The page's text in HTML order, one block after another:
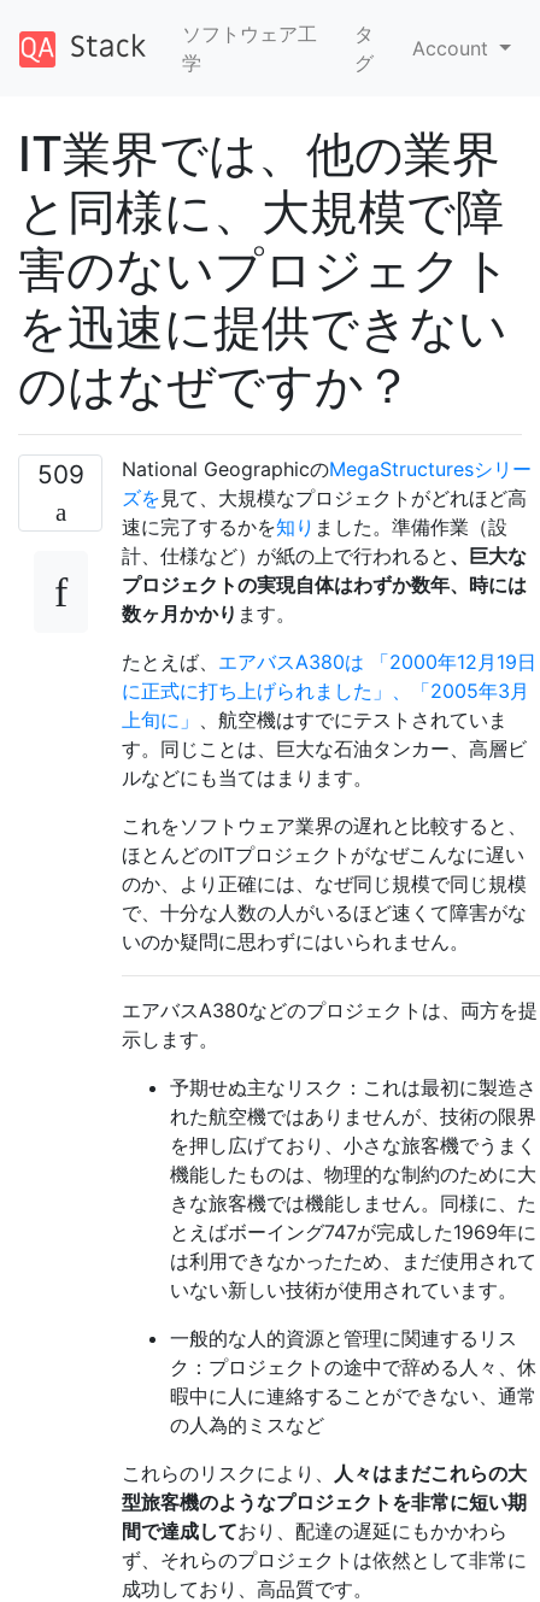
ソフトウェア工
学
タ
グ
Account
IT業界では、他の業界
と同様に、大規模で障
害のないプロジェクト
を迅速に提供できない
のはなぜですか？
509 National GeographicのMegaStructuresシリー
ズを 見て、大規模なプロジェクトがどれほど高
速に完了するかを知り ました。準備作業（設
計、仕様など）が紙の上で行われると 、巨大な
プロジェクトの実現自体はわずか数年、時には
数ヶ月かかり ます。
たとえば、 エアバスA380は
「2000年12月19日
に正式に打ち上げられました」、「2005年3月
上旬に」 、航空機はすでにテストされていま
す。同じことは、巨大な石油タンカー、高層ビ
ルなどにも当てはまります。
これをソフトウェア業界の遅れと比較すると、
ほとんどのITプロジェクトがなぜこんなに遅い
のか、より正確には、なぜ同じ規模で同じ規模
で、十分な人数の人がいるほど速くて障害がな
いのか疑問に思わずにはいられません。
エアバスA380などのプロジェクトは、両方を提
示します。
予期せぬ主なリスク：これは最初に製造さ
れた航空機ではありませんが、技術の限界
を押し広げており、小さな旅客機でうまく
機能したものは、物理的な制約のために大
きな旅客機では機能しません。同様に、た
とえばボーイング747が完成した1969年に
は利用できなかったため、まだ使用されて
いない新しい技術が使用されています。
一般的な人的資源と管理に関連するリス
ク：プロジェクトの途中で辞める人々、休
暇中に人に連絡することができない、通常
の人為的ミスなど
これらのリスクにより、 人々はまだこれらの大
型旅客機のようなプロジェクトを非常に短い期
間で達成しており、配達の遅延にもかかわら
ず、それらのプロジェクトは依然として非常に
成功しており、高品質です。